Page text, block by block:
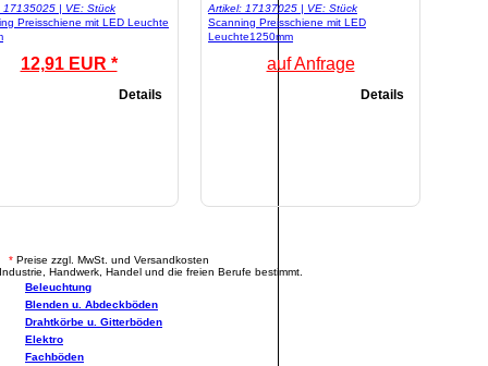
17135025 | VE: Stück
Preisschiene mit LED Leuchte
12,91 EUR *
Details
Artikel: 17137025 | VE: Stück
Scanning Preisschiene mit LED
Leuchte1250mm
auf Anfrage
Details
* Preise zzgl. MwSt. und Versandkosten
Handwerk, Handel und die freien Berufe bestimmt.
Beleuchtung
Blenden u. Abdeckböden
Drahtkörbe u. Gitterböden
Elektro
Fachböden